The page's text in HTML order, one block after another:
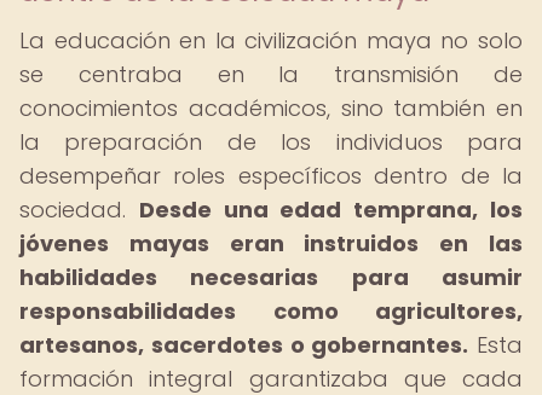
La educación en la civilización maya no solo
se centraba en la transmisión de
conocimientos académicos, sino también en
la preparación de los individuos para
desempeñar roles específicos dentro de la
sociedad. Desde una edad temprana, los
jóvenes mayas eran instruidos en las
habilidades necesarias para asumir
responsabilidades como agricultores,
artesanos, sacerdotes o gobernantes. Esta
formación integral garantizaba que cada